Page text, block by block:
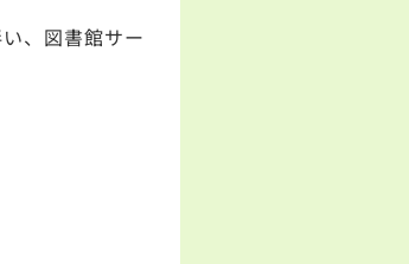
、図書館サー